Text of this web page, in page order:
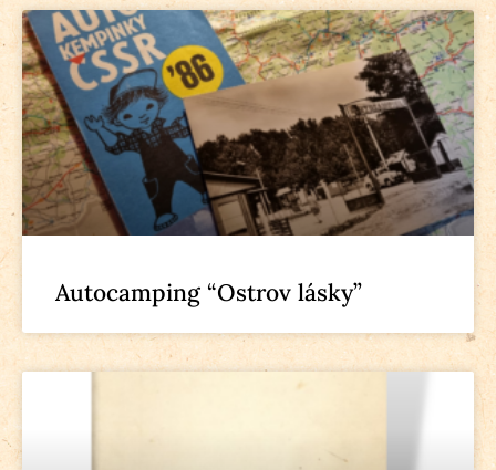
Autocamping “Ostrov lásky”